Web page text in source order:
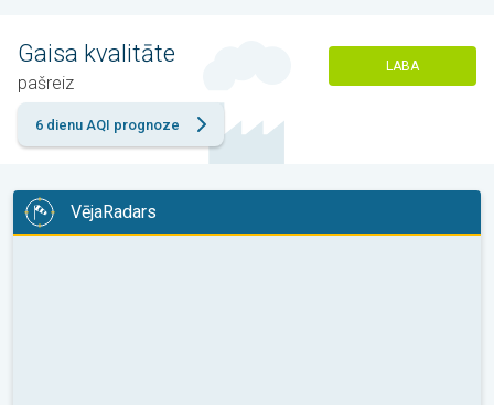
Gaisa kvalitāte
pašreiz
LABA
6 dienu AQI prognoze
VējaRadars